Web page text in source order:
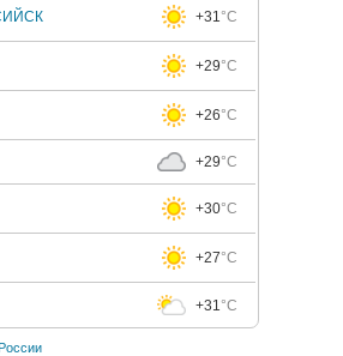
+31°C
+29°C
+26°C
+29°C
+30°C
+27°C
+31 °C